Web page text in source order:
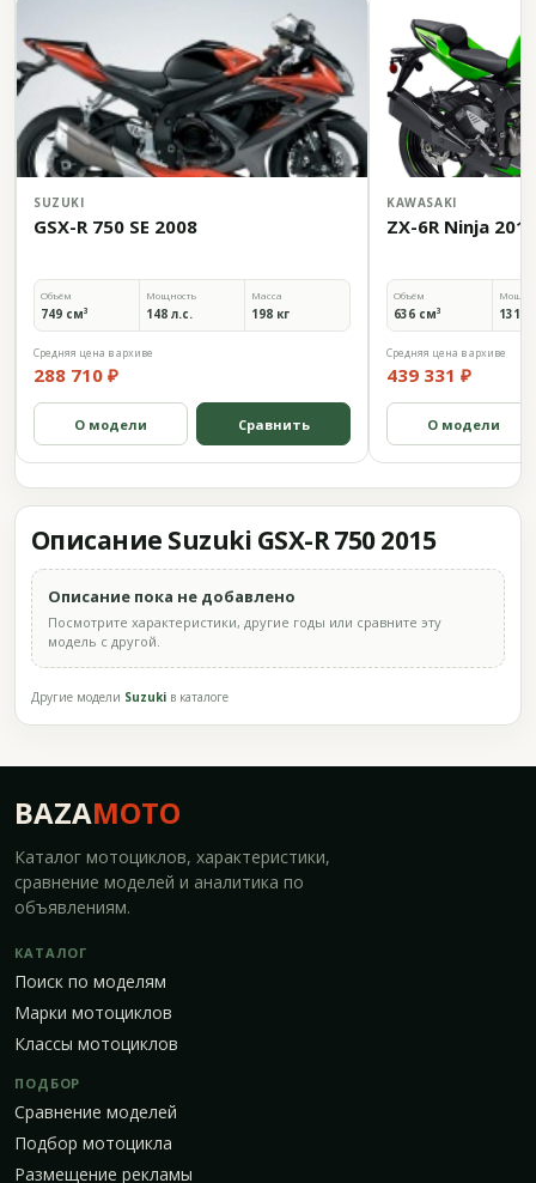
SUZUKI
GSX-R 750 SE 2008
Объём
749 см³
Мощность
148 л.с.
Масса
198 кг
Средняя цена в архиве
288 710 ₽
О модели Сравнить
KAWASAKI
ZX-6R Ninja 2015
Объём
636 см³ 131
Средняя цена в архиве
439 331 ₽
О модели
Описание Suzuki GSX-R 750 2015
Описание пока не добавлено
Посмотрите характеристики, другие годы или сравните эту
модель с другой.
Другие модели Suzuki в каталоге
BAZAMOTO
Каталог мотоциклов, характеристики,
сравнение моделей и аналитика по
объявлениям.
КАТАЛОГ
Поиск по моделям
Марки мотоциклов
Классы мотоциклов
ПОДБОР
Сравнение моделей
Подбор мотоцикла
Размещение рекламы